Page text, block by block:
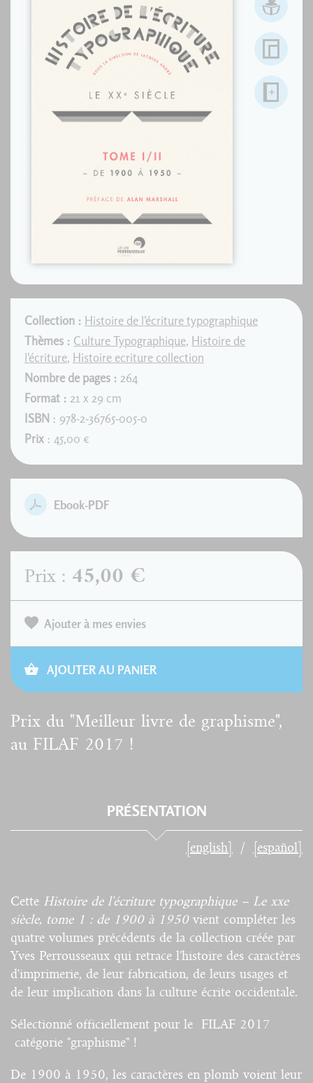
Collection : Histoire de l'écriture typographique
Thèmes : Culture Typographique, Histoire de
l'écriture, Histoire ecriture collection
Nombre de pages : 264
Format : 21 x 29 cm
ISBN : 978-2-36765-005-0
Prix : 45,00 €
Ebook-PDF
Prix : 45,00 €
Ajouter à mes envies
AJOUTER AU PANIER
Prix du "Meilleur livre de graphisme",
au FILAF 2017 !
PRÉSENTATION
[english] [español]
Cette Histoire de l'écriture typographique – Le xxe
siècle, tome 1 : de 1900 à 1950vient compléter les
quatre volumes précédents de la collection créée par
Yves Perrousseaux qui retrace l'histoire des caractères
d'imprimerie, de leur fabrication, de leurs usages et
de leur implication dans la culture écrite occidentale.
Sélectionné officiellement pour le FILAF 2017
catégorie "graphisme" !
De 1900 à 1950, les caractères en plomb voient leur